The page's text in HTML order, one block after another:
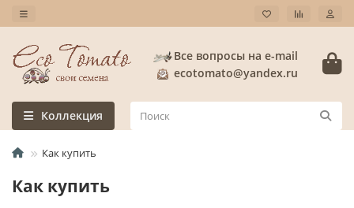
Все вопросы на e-mail
ecotomato@yandex.ru
Коллекция
Как купить
Как купить